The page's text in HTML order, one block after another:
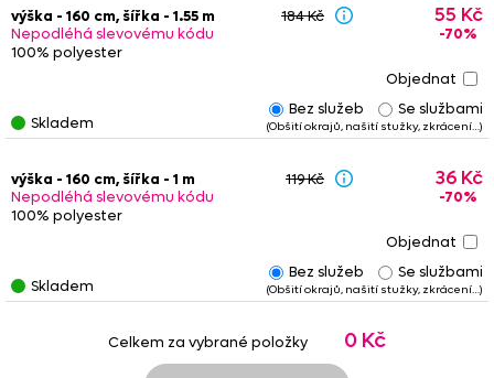
Upozornění: Na zbytky se nevztahují žádné další slevy (kódy s
procentuální slevou). Zbytek vložený do košíku zůstává
rezervován dvě hodiny.
s metrážovým zbožím
stejného důvodu není vhodné objednávat různé zbytky, pokud
Některé zbytky jsouzkrácenéneboobšité, případně jsou na
započteny v konečné ceně
zbytku. Věnujte prosím pozornost
poznámkám- u upravených zbytků nemusí vždy platit
tučně
uvedenýrozměr
výška - 160 cm, šířka - 1.55 m
Nepodléhá slevovému kódu
100% polyester
184 Kč 55 Kč
-70%
Skladem
Bez služeb Se službami
(Obšití okrajů, našití stužky, zkrácení…)
výška - 160 cm, šířka - 1 m
Nepodléhá slevovému kódu
100% polyester
119 Kč 36 Kč
-70%
Skladem
Bez služeb Se službami
(Obšití okrajů, našití stužky, zkrácení…)
Celkem za vybrané položky 0 Kč